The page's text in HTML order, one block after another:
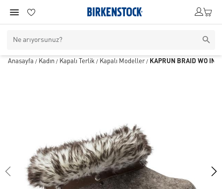
Anasayfa / Kadın / Kapalı Terlik / Kapalı Modeller / KAPRUN BRAID WO